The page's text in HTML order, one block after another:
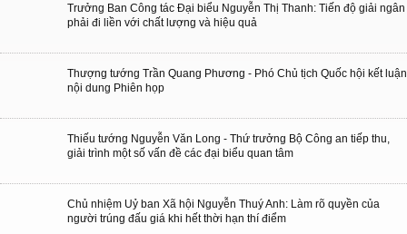
Trưởng Ban Công tác Đại biểu Nguyễn Thị Thanh: Tiến độ giải ngân
phải đi liền với chất lượng và hiệu quả
Thượng tướng Trần Quang Phương - Phó Chủ tịch Quốc hội kết luận
nội dung Phiên họp
Thiếu tướng Nguyễn Văn Long - Thứ trưởng Bộ Công an tiếp thu,
giải trình một số vấn đề các đại biểu quan tâm
Chủ nhiệm Uỷ ban Xã hội Nguyễn Thuý Anh: Làm rõ quyền của
người trúng đấu giá khi hết thời hạn thí điểm